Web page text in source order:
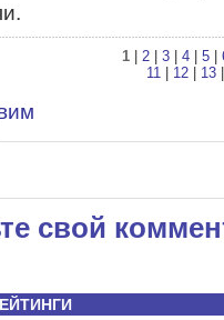
1 2 3 4 5
11
12 13
свой